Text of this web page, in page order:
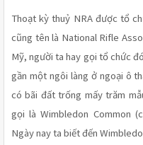
Thoạt kỳ thuỷ NRA được tổ
cũng tên là National Rifle
Mỹ, người ta hay gọi tổ chức
gần một ngôi làng ở ngoại ô
có bãi đất trống mấy trăm
gọi là Wimbledon Common
Ngày nay ta biết đến